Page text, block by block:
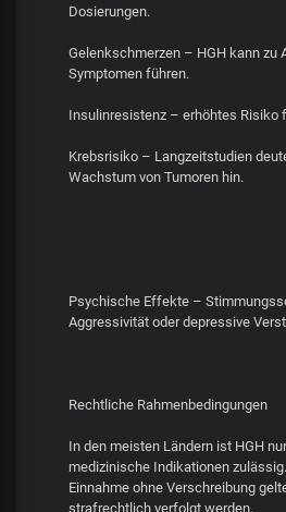
Dosierungen.
Gelenkschmerzen – HGH kann zu
Symptomen führen.
Insulinresistenz – erhöhtes Risiko
Krebsrisiko – Langzeitstudien
Wachstum von Tumoren hin.
Psychische Effekte –
Aggressivität oder depressive
Rechtliche Rahmenbedingungen
In den meisten Ländern ist HGH
medizinische Indikationen
Einnahme ohne Verschreibung
strafrechtlich verfolgt werden.